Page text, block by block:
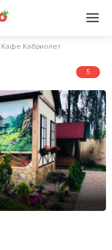
Кафе Кабриолет
5